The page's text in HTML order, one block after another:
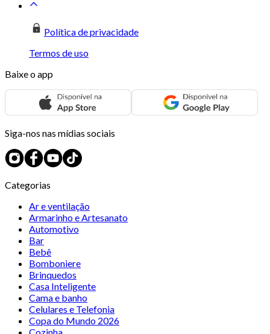
Política de privacidade
Termos de uso
Baixe o app
Siga-nos nas mídias sociais
Categorias
Ar e ventilação
Armarinho e Artesanato
Automotivo
Bar
Bebê
Bomboniere
Brinquedos
Casa Inteligente
Cama e banho
Celulares e Telefonia
Copa do Mundo 2026